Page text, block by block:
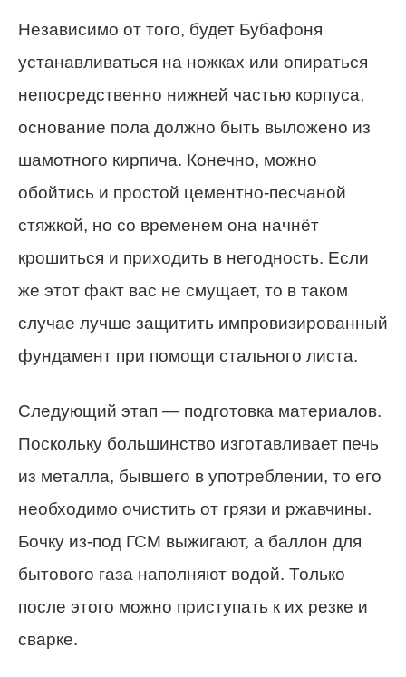
Независимо от того, будет Бубафоня
устанавливаться на ножках или опираться
непосредственно нижней частью корпуса,
основание пола должно быть выложено из
шамотного кирпича. Конечно, можно
обойтись и простой цементно-песчаной
стяжкой, но со временем она начнёт
крошиться и приходить в негодность. Если
же этот факт вас не смущает, то в таком
случае лучше защитить импровизированный
фундамент при помощи стального листа.
Следующий этап — подготовка материалов.
Поскольку большинство изготавливает печь
из металла, бывшего в употреблении, то его
необходимо очистить от грязи и ржавчины.
Бочку из-под ГСМ выжигают, а баллон для
бытового газа наполняют водой. Только
после этого можно приступать к их резке и
сварке.